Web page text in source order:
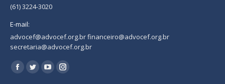
(61) 3224-3020
E-mail:
advocef@advocef.org.br financeiro@advocef.org.br
secretaria@advocef.org.br
Encontre-nos em:
Facebook
TwitterYouTubeInstagram